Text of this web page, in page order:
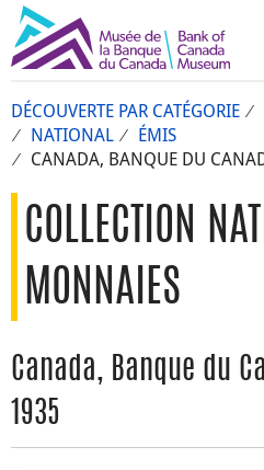
DÉCOUVERTE PAR CATÉGORIE
NATIONAL
ÉMIS
CANADA, BANQUE DU
COLLECTION
MONNAIES
Canada, Banque du
1935